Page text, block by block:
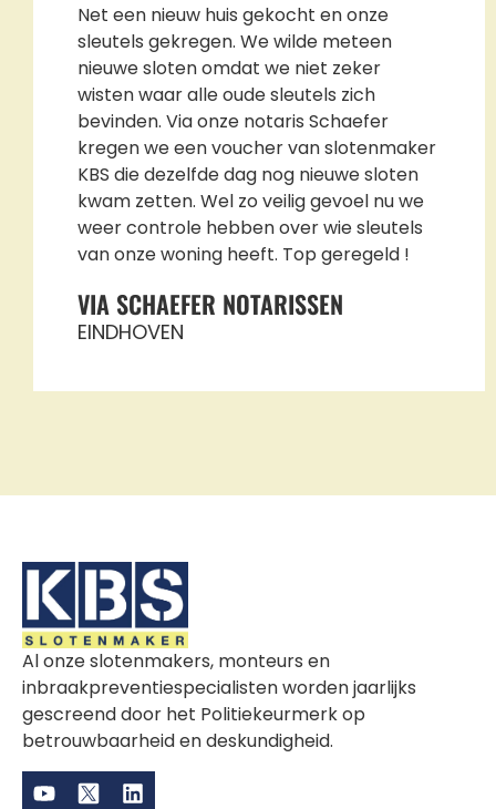
Net een nieuw huis gekocht en onze
sleutels gekregen. We wilde meteen
nieuwe sloten omdat we niet zeker
wisten waar alle oude sleutels zich
bevinden. Via onze notaris Schaefer
kregen we een voucher van slotenmaker
KBS die dezelfde dag nog nieuwe sloten
kwam zetten. Wel zo veilig gevoel nu we
weer controle hebben over wie sleutels
van onze woning heeft. Top geregeld !
VIA SCHAEFER NOTARISSEN
EINDHOVEN
Al onze slotenmakers, monteurs en
inbraakpreventiespecialisten worden jaarlijks
gescreend door het Politiekeurmerk op
betrouwbaarheid en deskundigheid.